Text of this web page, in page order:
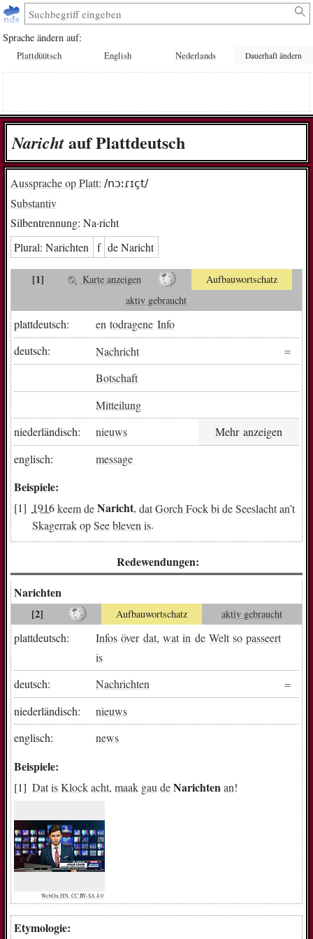
Sprache ändern auf:
Plattdüütsch English Nederlands Dauerhaft ändern
Na­richtauf Plattdeutsch
Aussprache op Platt: /nɔːɾɪçt/
Substantiv
Silbentrennung: Na·richt
Plural:Na­rich­ten f de Na­richt
[1] Karte anzeigen
Aufbauwortschatz
aktiv gebraucht
plattdeutsch: en todragene Info
deutsch:
Nachricht
Botschaft
Mitteilung
niederländisch:
nieuws
Mehr anzeigen
englisch:
message
Beispiele:
1916keemdeNaricht, datGorch Fockbi deSeeslachtan’t
SkagerrakopSeebleven is.
Redewendungen:
Narichten
[2] Aufbauwortschatz aktiv gebraucht
plattdeutsch: Infos över dat,wat in de Welt so passeert
is
deutsch:
Nachrichten
niederländisch:
nieuws
englisch:
news
Beispiele:
DatisKlockacht, maak gau deNarichtenan!
WebOn HN, CC BY-SA 4.0
Etymologie: